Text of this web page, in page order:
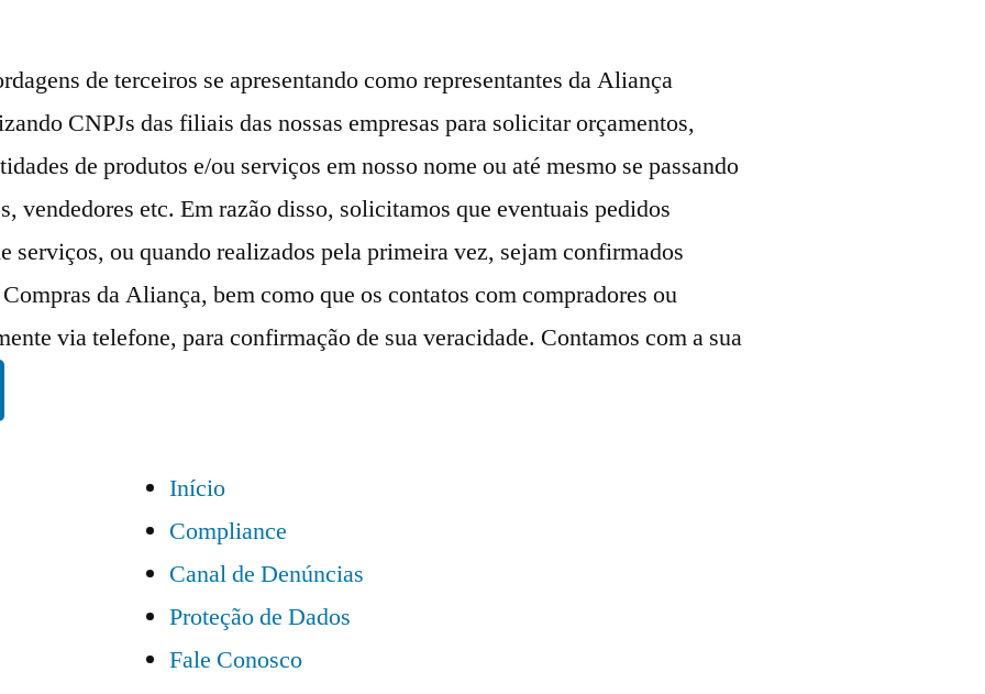
de terceiros se apresentando como representantes da Aliança
CNPJs das filiais das nossas empresas para solicitar orçamentos,
de produtos e/ou serviços em nosso nome ou até mesmo se passando
vendedores etc. Em razão disso, solicitamos que eventuais pedidos
serviços, ou quando realizados pela primeira vez, sejam confirmados
da Aliança, bem como que os contatos com compradores ou
via telefone, para confirmação de sua veracidade. Contamos com a sua
Início
Compliance
Canal de Denúncias
Proteção de Dados
Fale Conosco